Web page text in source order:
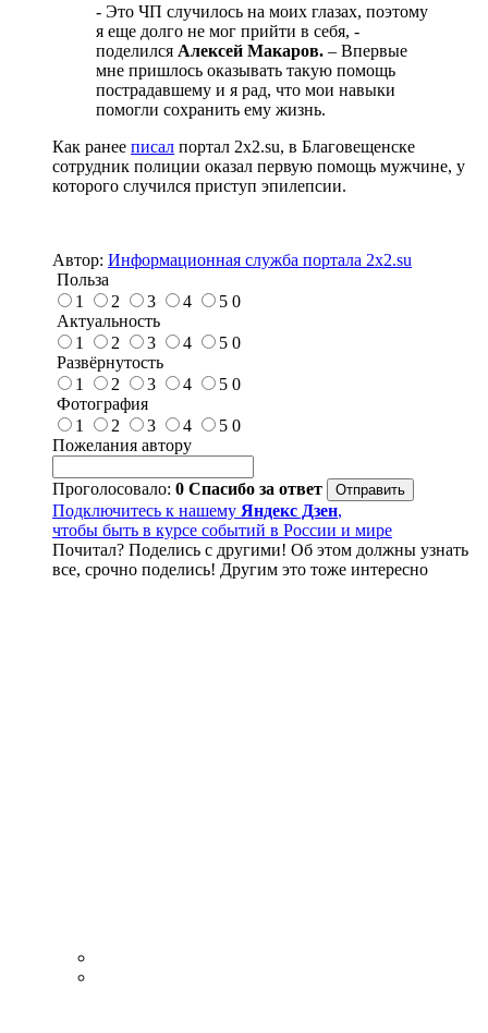
- Это ЧП случилось на моих глазах, поэтому
я еще долго не мог прийти в себя, -
поделился Алексей Макаров. – Впервые
мне пришлось оказывать такую помощь
пострадавшему и я рад, что мои навыки
помогли сохранить ему жизнь.
Как ранее писал портал 2х2.su, в Благовещенске
сотрудник полиции оказал первую помощь мужчине, у
которого случился приступ эпилепсии.
Автор: Информационная служба портала 2x2.su
Польза
1
2 3 4 5 0
Актуальность
1
2 3 4 5 0
Развёрнутость
1
2 3 4 5 0
Фотография
1
2 3 4 5 0
Пожелания автору
Проголосовало: 0 Спасибо за ответ
Подключитесь к нашему Яндекс Дзен,
чтобы быть в курсе событий в России и мире
Почитал? Поделись с другими! Об этом должны узнать
все, срочно поделись! Другим это тоже интересно